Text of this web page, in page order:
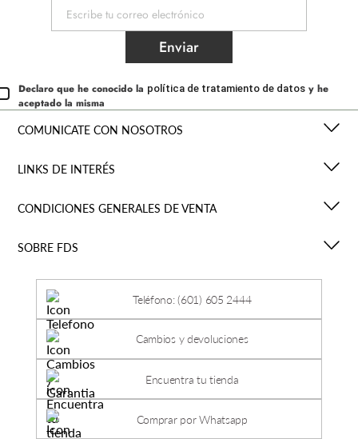
Enviar
Declaro que he conocido la política de tratamiento de datos y he
aceptado la misma
COMUNICATE CON NOSOTROS
LINKS DE INTERÉS
CONDICIONES GENERALES DE VENTA
SOBRE FDS
Teléfono: (601) 605 2444
Cambios y devoluciones
Encuentra tu tienda
Comprar por Whatsapp